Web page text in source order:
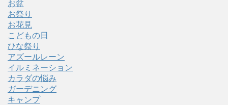
お盆
お祭り
お花見
こどもの日
ひな祭り
アズールレーン
イルミネーション
カラダの悩み
ガーデニング
キャンプ